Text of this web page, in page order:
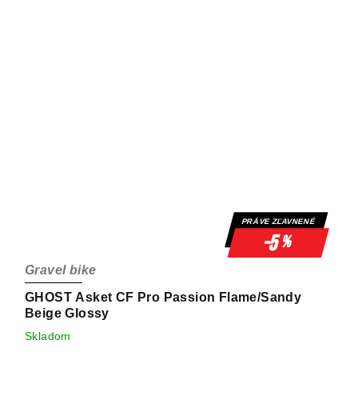
PRÁVE ZĽAVNENÉ
-5%
GHOST Asket CF Pro Passion Flame/Sandy
Beige Glossy
Gravel bike
Skladom